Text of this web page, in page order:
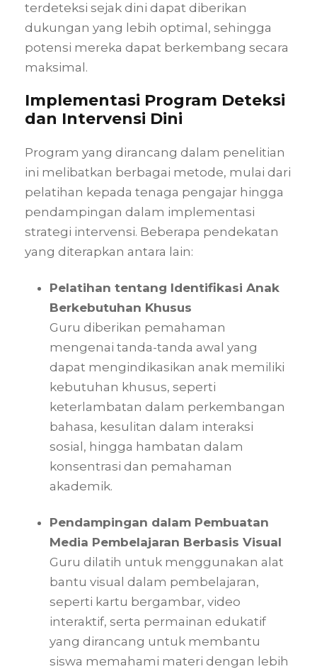
terdeteksi sejak dini dapat diberikan
dukungan yang lebih optimal, sehingga
potensi mereka dapat berkembang secara
maksimal.
Implementasi Program Deteksi
dan Intervensi Dini
Program yang dirancang dalam penelitian
ini melibatkan berbagai metode, mulai dari
pelatihan kepada tenaga pengajar hingga
pendampingan dalam implementasi
strategi intervensi. Beberapa pendekatan
yang diterapkan antara lain:
Pelatihan tentang Identifikasi Anak
Berkebutuhan Khusus
Guru diberikan pemahaman
mengenai tanda-tanda awal yang
dapat mengindikasikan anak memiliki
kebutuhan khusus, seperti
keterlambatan dalam perkembangan
bahasa, kesulitan dalam interaksi
sosial, hingga hambatan dalam
konsentrasi dan pemahaman
akademik.
Pendampingan dalam Pembuatan
Media Pembelajaran Berbasis Visual
Guru dilatih untuk menggunakan alat
bantu visual dalam pembelajaran,
seperti kartu bergambar, video
interaktif, serta permainan edukatif
yang dirancang untuk membantu
siswa memahami materi dengan lebih